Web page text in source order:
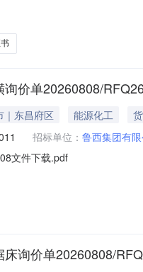
价单20260808/
｜东昌府区 能源化工
招标单位： 鲁西集团有
文件下载.pdf
询价单20260808/